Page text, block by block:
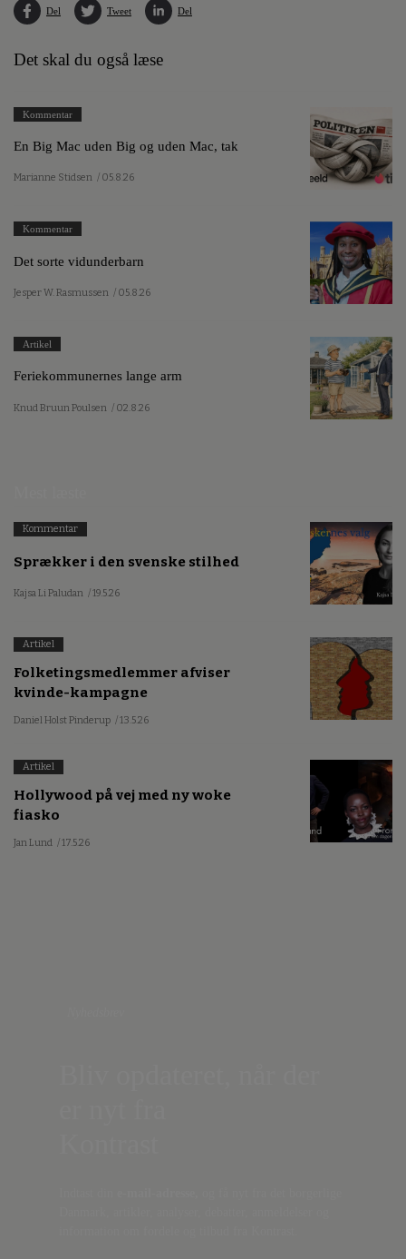
Del Tweet Del
Det skal du også læse
Kommentar
En Big Mac uden Big og uden Mac, tak
Marianne Stidsen / 05.8.26
Kommentar
Det sorte vidunderbarn
Jesper W. Rasmussen / 05.8.26
Artikel
Feriekommunernes lange arm
Knud Bruun Poulsen / 02.8.26
Kommentar
Sprækker i den svenske stilhed
Kajsa Li Paludan / 19.5.26
Artikel
Folketingsmedlemmer afviser
kvinde-kampagne
Daniel Holst Pinderup / 13.5.26
Artikel
Hollywood på vej med ny woke
fiasko
Jan Lund / 17.5.26